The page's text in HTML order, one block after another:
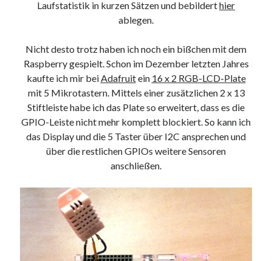
Michael
the wink of nintendo DS lite
chris
zuVGN-P11Z auf SSD
zu VGN-P11Z auf SSD
Jan zuVGN-P11Z Downgrade
Marlon zu VGN-P11Z auf SSD
Allgemein
Mikrocontroller
Laufstatistik in kurzen Sätzen und bebilderthier
ablegen.
Nicht desto trotz haben ich noch ein bißchen mit dem
Raspberry gespielt. Schon im Dezember letzten Jahres
kaufte ich mir beiAdafruitein 16 x 2 RGB-LCD-Plate
mit 5 Mikrotastern. Mittels einer zusätzlichen 2 x 13
Stiftleiste habe ich das Plate so erweitert, dass es die
GPIO-Leiste nicht mehr komplett blockiert. So kann ich
das Display und die 5 Taster über I2C ansprechen und
über die restlichen GPIOs weitere Sensoren
anschließen.